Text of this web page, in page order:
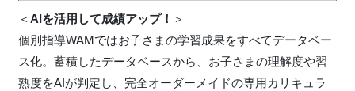
＜AIを活用して成績アップ！ ＞
個別指導WAMではお子さまの学習成果をすべてデータベー
ス化。蓄積したデータベースから、お子さまの理解度や習
熟度をAIが判定し、完全オーダーメイドの専用カリキュラ